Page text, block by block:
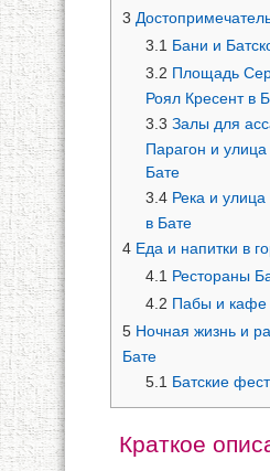
3
3.1 Бани и
3.2 Площадь
Роял Кресент в
3.3 Залы для
Парагон и
Бате
3.4 Река и улица
в Бате
4 Еда и напитки в
4.1 Рестораны
4.2 Пабы и кафе
5 Ночная жизнь и
Бате
5.1 Батские
Краткое